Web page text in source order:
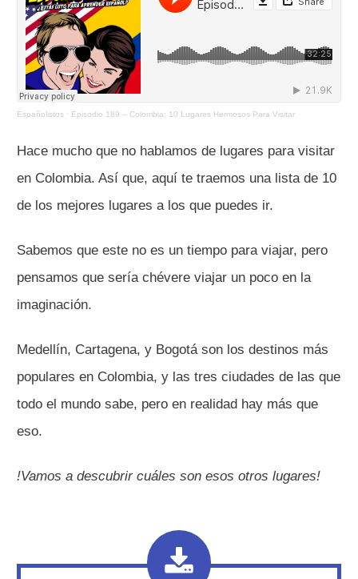
Españolistos · Episodio 189 – Colombia: 10 Lugares Hermosos Para Visitar
Hace mucho que no hablamos de lugares para visitar
en Colombia. Así que, aquí te traemos una lista de 10
de los mejores lugares a los que puedes ir.
Sabemos que este no es un tiempo para viajar, pero
pensamos que sería chévere viajar un poco en la
imaginación.
Medellín, Cartagena, y Bogotá son los destinos más
populares en Colombia, y las tres ciudades de las que
todo el mundo sabe, pero en realidad hay más que
eso.
!Vamos a descubrir cuáles son esos otros lugares!